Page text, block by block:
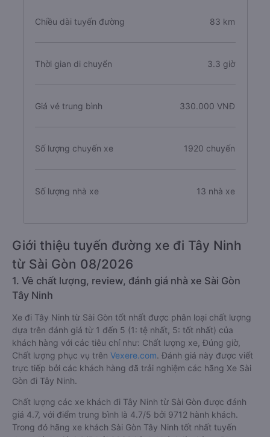
Chiều dài tuyến đường 83 km
Thời gian di chuyển 3.3 giờ
Giá vé trung bình 330.000 VNĐ
Số lượng chuyến xe 1920 chuyến
Số lượng nhà xe 13 nhà xe
Giới thiệu tuyến đường xe đi Tây Ninh
từ Sài Gòn 08/2026
1. Về chất lượng, review, đánh giá nhà xe Sài Gòn
Tây Ninh
Xe đi Tây Ninh từ Sài Gòn tốt nhất được phân loại chất lượng
dựa trên đánh giá từ 1 đến 5 (1: tệ nhất, 5: tốt nhất) của
khách hàng với các tiêu chí như: Chất lượng xe, Đúng giờ,
Chất lượng phục vụ trên Vexere.com. Đánh giá này được viết
trực tiếp bởi các khách hàng đã trải nghiệm các hãng Xe Sài
Gòn đi Tây Ninh.
Chất lượng các xe khách đi Tây Ninh từ Sài Gòn được đánh
giá 4.7, với điểm trung bình là 4.7/5 bởi 9712 hành khách.
Trong đó hãng xe khách Sài Gòn Tây Ninh tốt nhất tuyến